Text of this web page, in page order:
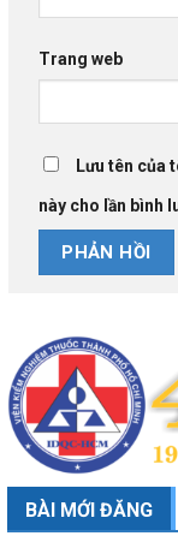
Trang web
Lưu tên của
này cho lần bình
BÀI MỚI ĐĂNG